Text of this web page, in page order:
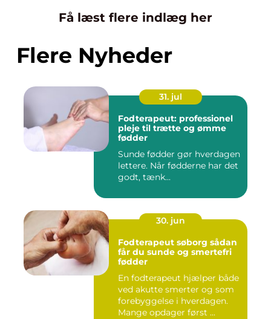
Få læst flere indlæg her
Flere Nyheder
31. jul
Fodterapeut: professionel
pleje til trætte og ømme
fødder
Sunde fødder gør hverdagen
lettere. Når fødderne har det
godt, tænk...
30. jun
Fodterapeut søborg sådan
får du sunde og smertefri
fødder
En fodterapeut hjælper både
ved akutte smerter og som
forebyggelse i hverdagen.
Mange opdager først ...